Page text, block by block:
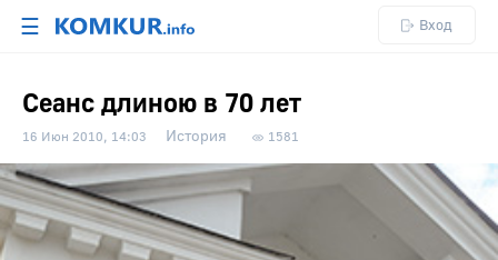
☰ Вход
Сеанс длиною в 70 лет
16 Июн 2010, 14:03 История 1581